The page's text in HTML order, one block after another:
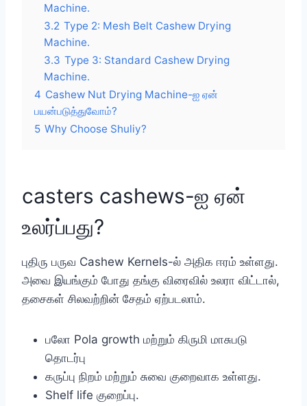
Machine.
3.2 Type 2: Mesh Belt Cashew Drying
Machine.
3.3 Type 3: Standard Cashew Drying
Machine.
4 Cashew Nut Drying Machine-ஐ ஏன்
பயன்படுத்துவோம்?
5 Why Choose Shuliy?
casters cashews-ஐ ஏன்
உலர்ப்பது?
புதிரு பருவ Cashew Kernels-ல் அதிக ஈரம் உள்ளது.
அவை இயங்கும் போது தங்கு விரைவில் உலரா விட்டால்,
தசைகள் சிலவற்றின் சேதம் ஏற்படலாம்.
பலோ Pola growth மற்றும் கிருமி மாசுபடு
தொடர்பு
கருப்பு நிறம் மற்றும் சுவை குறைவாக உள்ளது.
Shelf life குறைப்பு.